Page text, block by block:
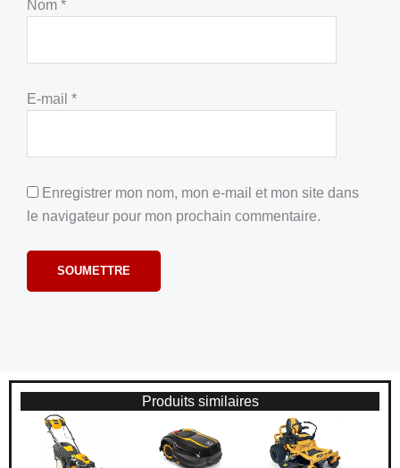
Nom *
E-mail *
Enregistrer mon nom, mon e-mail et mon site dans
le navigateur pour mon prochain commentaire.
Produits similaires